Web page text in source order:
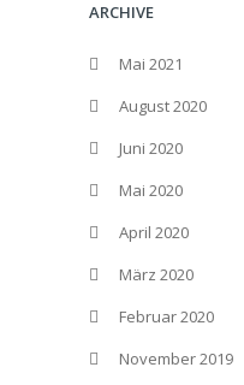
ARCHIVE
Mai 2021
August 2020
Juni 2020
Mai 2020
April 2020
März 2020
Februar 2020
November 2019